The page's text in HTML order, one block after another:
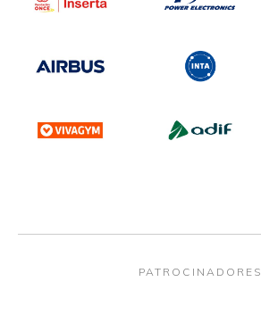
PATROCINADORES